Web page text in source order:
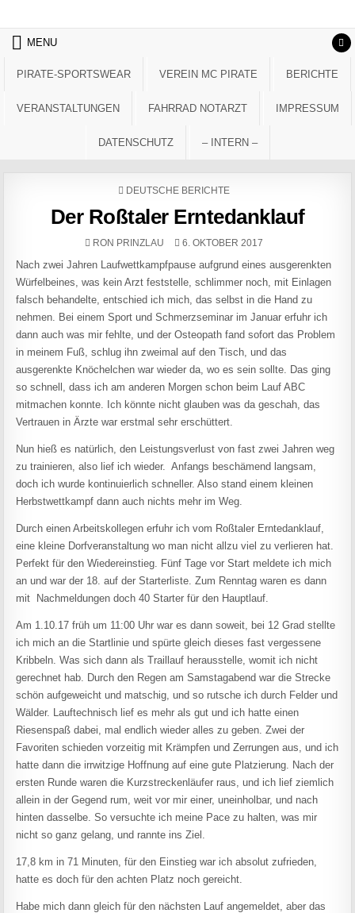
MENU
PIRATE-SPORTSWEAR VEREIN MC PIRATE BERICHTE
VERANSTALTUNGEN FAHRRAD NOTARZT IMPRESSUM
DATENSCHUTZ – INTERN –
POSTED IN
DEUTSCHE BERICHTE
Der Roßtaler Erntedanklauf
AUTHOR:
RON PRINZLAU PUBLISHED DATE:
6. OKTOBER 2017
Nach zwei Jahren Laufwettkampfpause aufgrund eines ausgerenkten
Würfelbeines, was kein Arzt feststelle, schlimmer noch, mit Einlagen
falsch behandelte, entschied ich mich, das selbst in die Hand zu
nehmen. Bei einem Sport und Schmerzseminar im Januar erfuhr ich
dann auch was mir fehlte, und der Osteopath fand sofort das Problem
in meinem Fuß, schlug ihn zweimal auf den Tisch, und das
ausgerenkte Knöchelchen war wieder da, wo es sein sollte. Das ging
so schnell, dass ich am anderen Morgen schon beim Lauf ABC
mitmachen konnte. Ich könnte nicht glauben was da geschah, das
Vertrauen in Ärzte war erstmal sehr erschüttert.
Nun hieß es natürlich, den Leistungsverlust von fast zwei Jahren weg
zu trainieren, also lief ich wieder. Anfangs beschämend langsam,
doch ich wurde kontinuierlich schneller. Also stand einem kleinen
Herbstwettkampf dann auch nichts mehr im Weg.
Durch einen Arbeitskollegen erfuhr ich vom Roßtaler Erntedanklauf,
eine kleine Dorfveranstaltung wo man nicht allzu viel zu verlieren hat.
Perfekt für den Wiedereinstieg. Fünf Tage vor Start meldete ich mich
an und war der 18. auf der Starterliste. Zum Renntag waren es dann
mit Nachmeldungen doch 40 Starter für den Hauptlauf.
Am 1.10.17 früh um 11:00 Uhr war es dann soweit, bei 12 Grad stellte
ich mich an die Startlinie und spürte gleich dieses fast vergessene
Kribbeln. Was sich dann als Traillauf herausstelle, womit ich nicht
gerechnet hab. Durch den Regen am Samstagabend war die Strecke
schön aufgeweicht und matschig, und so rutsche ich durch Felder und
Wälder. Lauftechnisch lief es mehr als gut und ich hatte einen
Riesenspaß dabei, mal endlich wieder alles zu geben. Zwei der
Favoriten schieden vorzeitig mit Krämpfen und Zerrungen aus, und ich
hatte dann die irrwitzige Hoffnung auf eine gute Platzierung. Nach der
ersten Runde waren die Kurzstreckenläufer raus, und ich lief ziemlich
allein in der Gegend rum, weit vor mir einer, uneinholbar, und nach
hinten dasselbe. So versuchte ich meine Pace zu halten, was mir
nicht so ganz gelang, und rannte ins Ziel.
17,8 km in 71 Minuten, für den Einstieg war ich absolut zufrieden,
hatte es doch für den achten Platz noch gereicht.
Habe mich dann gleich für den nächsten Lauf angemeldet, aber das